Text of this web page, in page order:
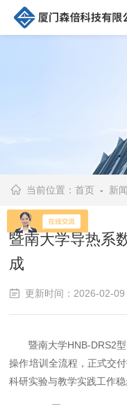
当前位置：首页 - 新
暨南大学导热系
成
更新时间：2026-02-09
暨南大学HNB-DRS2
操作培训全流程，正式交
科研实验与教学实践工作稳